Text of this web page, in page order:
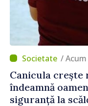
/
Canicula crește
îndeamnă
siguranță la